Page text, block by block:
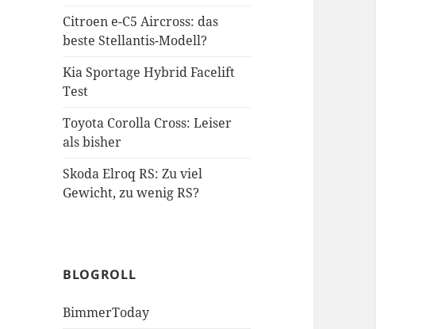
Citroen e-C5 Aircross: das
beste Stellantis-Modell?
Kia Sportage Hybrid Facelift
Test
Toyota Corolla Cross: Leiser
als bisher
Skoda Elroq RS: Zu viel
Gewicht, zu wenig RS?
BLOGROLL
BimmerToday